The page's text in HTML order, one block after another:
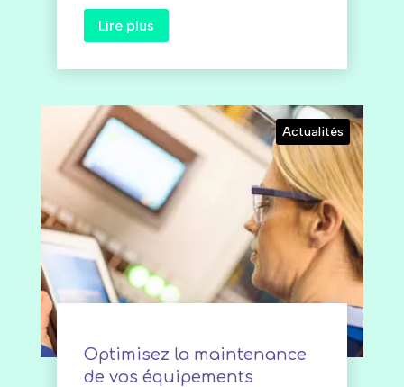
Lire plus
Actualités
Optimisez la maintenance
de vos équipements